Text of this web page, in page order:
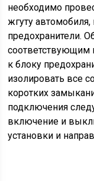
необходимо
жгуту
предохранители.
соответствующим
к блоку
изолировать все
коротких
подключения
включение и
установки и